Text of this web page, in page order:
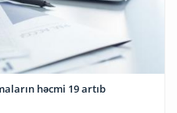
həcmi 19 artıb